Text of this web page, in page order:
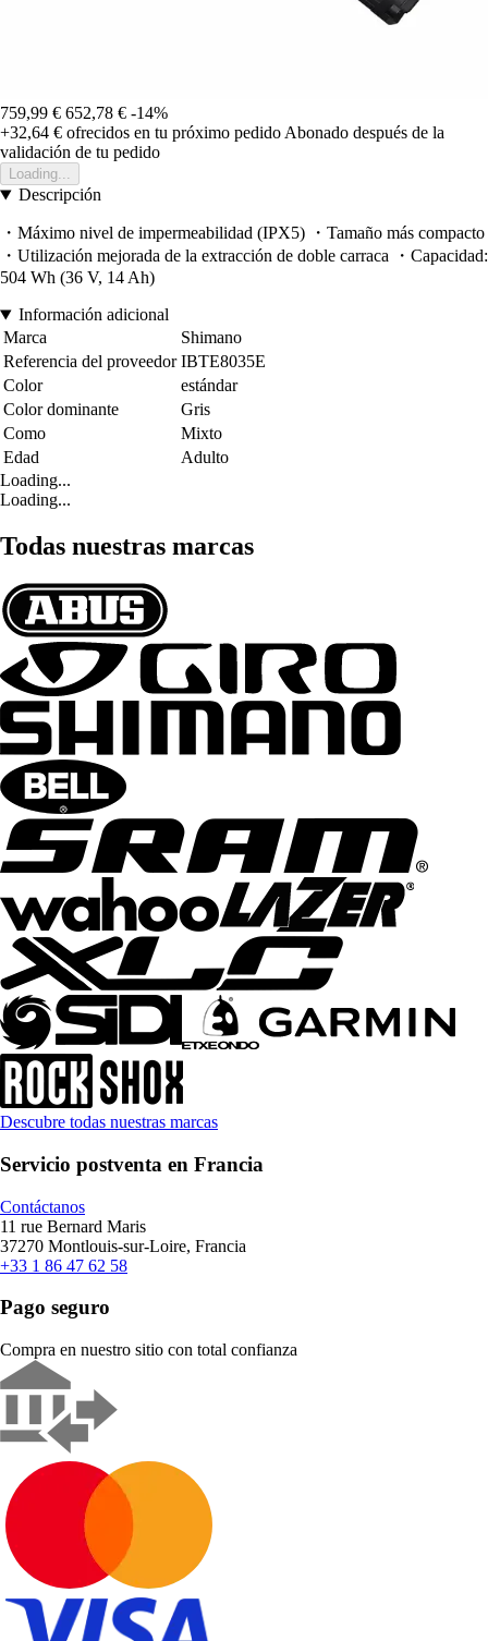
759,99 € 652,78 € -14%
+32,64 € ofrecidos en tu próximo pedido Abonado después de la
validación de tu pedido
Loading...
Descripción
・Máximo nivel de impermeabilidad (IPX5) ・Tamaño más compacto
・Utilización mejorada de la extracción de doble carraca ・Capacidad:
504 Wh (36 V, 14 Ah)
Información adicional
Marca
Shimano
Referencia del proveedor IBTE8035E
Color
estándar
Color dominante
Gris
Como
Mixto
Edad
Adulto
Loading...
Loading...
Todas nuestras marcas
Descubre todas nuestras marcas
Servicio postventa en Francia
Contáctanos
11 rue Bernard Maris
37270 Montlouis-sur-Loire, Francia
+33 1 86 47 62 58
Pago seguro
Compra en nuestro sitio con total confianza